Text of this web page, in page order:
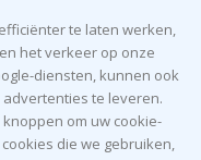
te laten werken,
het verkeer op onze
diensten, kunnen ook
te leveren.
om uw cookie-
die we gebruiken,